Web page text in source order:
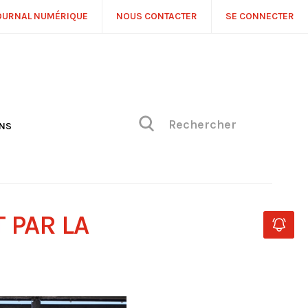
NUMÉRIQUE NOUS CONTACTER SE CONNECTER
PAR LA